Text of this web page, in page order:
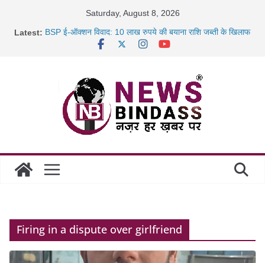
Saturday, August 8, 2026
Latest: BSP ई-ऑक्शन विवाद: 10 लाख रुपये की बयाना राशि जब्ती के खिलाफ
साइबर ठगी पर दुर्ग पुलिस का बड़ा एक्शन: 13 म्यूल बैंक खाताधारक
गिरफ्तार
Firing in a dispute over girlfriend